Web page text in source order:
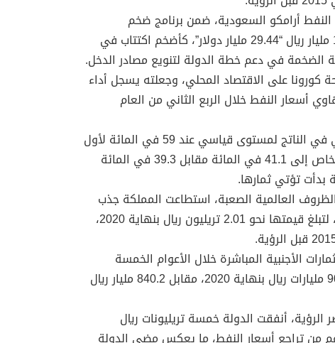
أرامكو السعودية، ضمن برنامج ضخم
للخصخصة، ما جمع سيولة بنحو 110.4 مليار ريال “29.44 مليار دولار”، كأضخم اكتتاب في
الضخمة في دعم خطة الدولة لتنويع مصادر الدخل.
كورونا على الاقتصاد المحلي، وجعلته يسجل أداء
أسعار النفط خلال الربع الثاني من العام
-وقفزت مساهمة القطاع غير النفطي في الناتج لمستوى قياسي عند 59 في المائة لأول
مرة، كما ارتفعت مساهمة القطاع الخاص إلى 41.1 في المائة مقابل 39.3 في المائة
بدأت تؤتي ثمارها.
العالمية الصعبة، استطاعت المملكة جذب
استثمارات أجنبية بنحو 862 مليار ريال، لتبلغ قيمتها نحو 2.01 تريليون ريال بنهاية 2020،
الأجنبية المباشرة خلال الأعوام الخمسة
الماضية نحو 66.8 مليار ريال، لتبلغ 907 مليارات ريال بنهاية 2020، مقابل 840.2 مليار ريال
أنفقت الدولة خمسة تريليونات ريال
من تراجع أسعار النفط، ما يعكس مضي الدولة